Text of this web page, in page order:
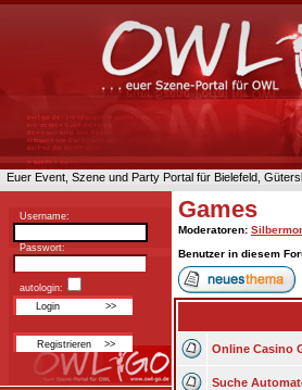
Euer Event, Szene und Party Portal für Bielefeld,
Username:
Passwort:
autologin:
Games
Moderatoren:
Benutzer in diesem
Online Casino
Suche